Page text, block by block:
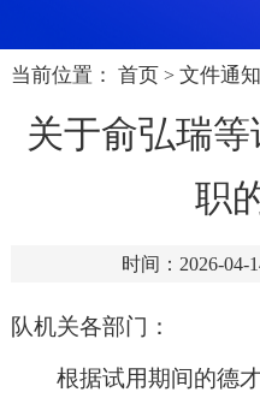
当前位置： 首页 > 文件通知
关于俞弘瑞
职
时间：2026-04-
队机关各部门：
根据试用期间的德